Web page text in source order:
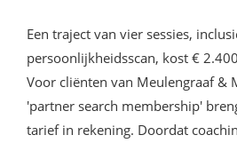
Een traject van vier sessies,
persoonlijkheidsscan, kost €
Voor cliënten van Meulengraaf &
'partner search membership'
tarief in rekening. Doordat